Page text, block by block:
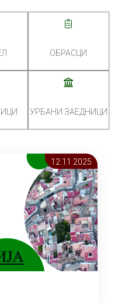
ОБРАСЦИ
УРБАНИ ЗАЕДНИЦИ
12.11 2025